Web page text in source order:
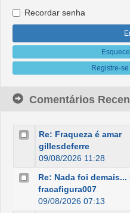
Recordar senha
Registre-
Comentários
Re: Fraqueza é amar
gillesdeferre
09/08/2026 11:28
Re: Nada foi demais...
fracafigura007
09/08/2026 07:13